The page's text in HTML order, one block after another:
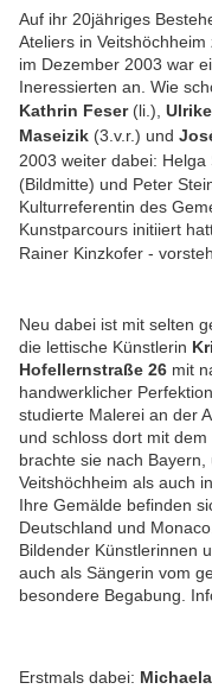
Auf ihr 20jähriges
Ateliers in
im Dezember 2003 war
Ineressierten an. Wie
Kathrin Feser(li.),
Maseizik (3.v.r.) und
2003 weiter dabei: Helga
(Bildmitte) und Peter
Kulturreferentin des
Kunstparcours initiiert
Rainer Kinzkofer -
Neu dabei ist mit selten
die lettische Künstlerin
Hofellernstraße 26 mit
handwerklicher
studierte Malerei an der
und schloss dort mit
brachte sie nach
Veitshöchheim als auch
Ihre Gemälde befinden
Deutschland und
Bildender Künstlerinnen
auch als Sängerin vom
besondere Begabung.
Erstmals dabei: